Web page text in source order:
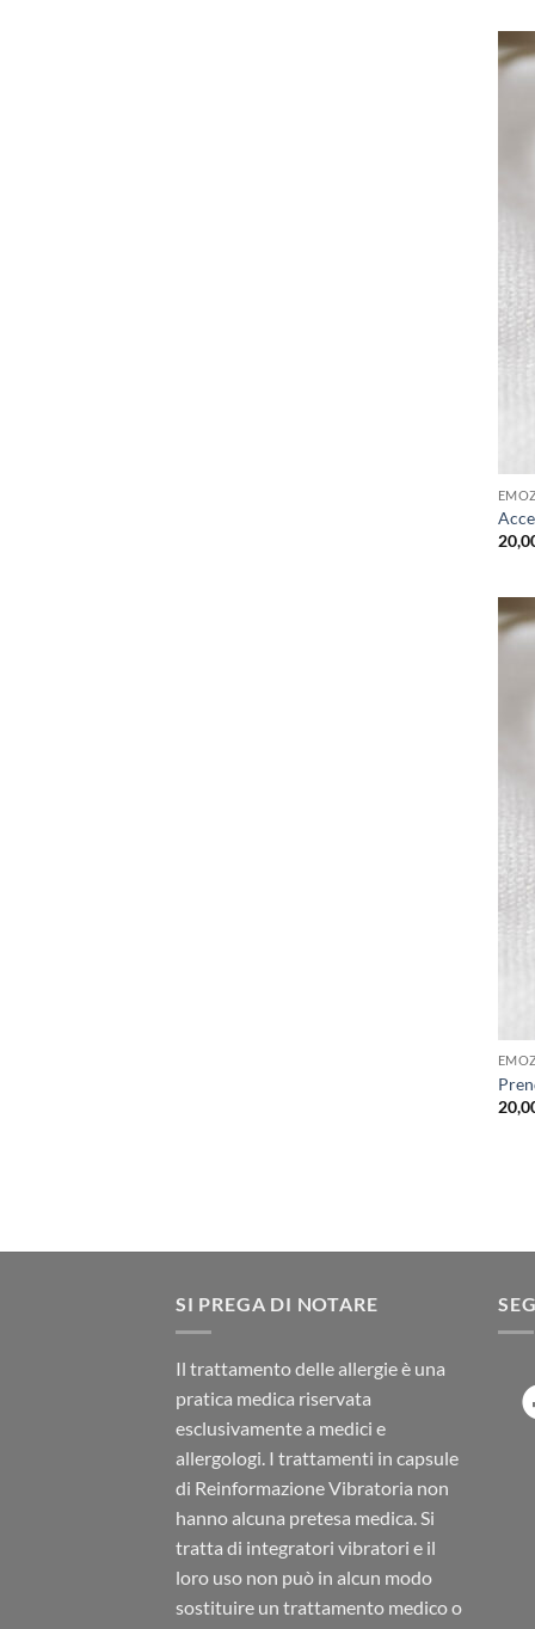
SI PREGA DI NOTARE
Il trattamento delle allergie è una
pratica medica riservata
esclusivamente a medici e
allergologi. I trattamenti in capsule
di Reinformazione Vibratoria non
hanno alcuna pretesa medica. Si
tratta di integratori vibratori e il
loro uso non può in alcun modo
sostituire un trattamento medico o